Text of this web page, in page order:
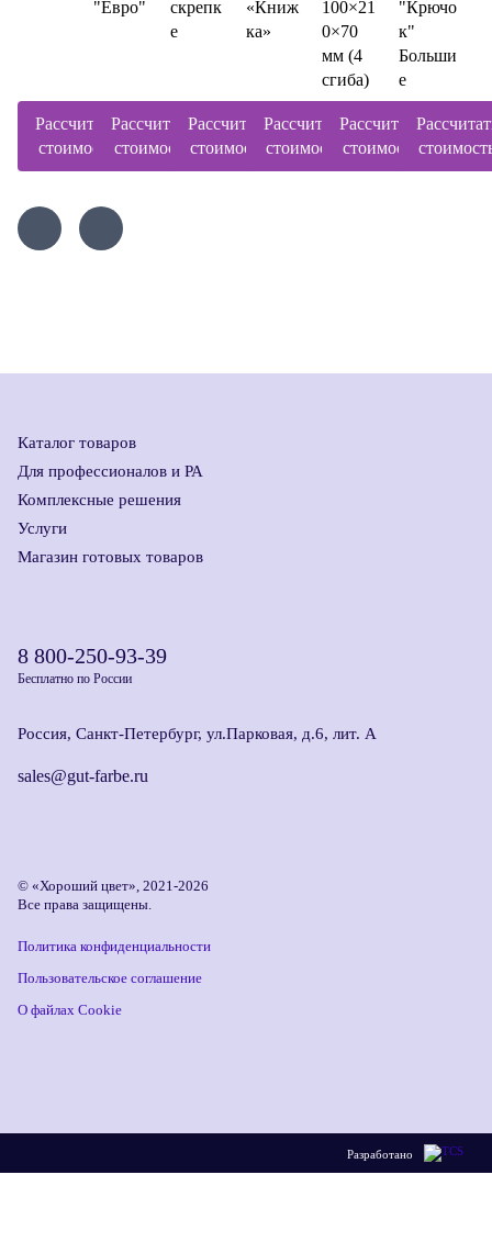
Рассчитать
стоимость
"Евро"
Рассчитать
стоимость
скрепк
е
Рассчитать
стоимость
«Книж
ка»
Рассчитать
стоимость
100×21
0×70
мм (4
сгиба)
Рассчитать
стоимость
"Крючо
к"
Больши
е
Каталог товаров
Для профессионалов и РА
Комплексные решения
Услуги
Магазин готовых товаров
8 800-250-93-39
Бесплатно по России
Россия, Санкт-Петербург, ул.Парковая, д.6, лит. А
sales@gut-farbe.ru
© «Хороший цвет», 2021-2026
Все права защищены.
Политика конфиденциальности
Пользовательское соглашение
О файлах Cookie
Разработано